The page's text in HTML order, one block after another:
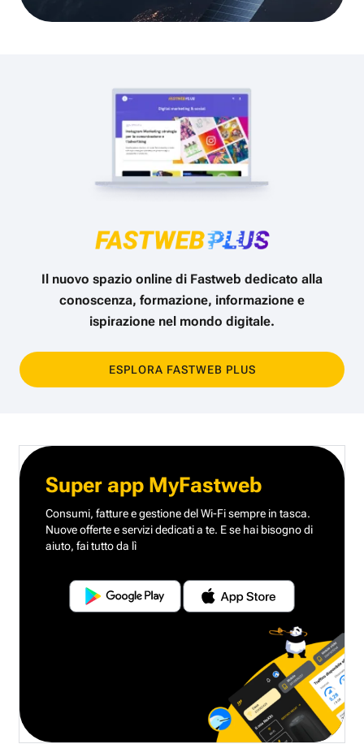
Il nuovo spazio online di Fastweb dedicato alla
conoscenza, formazione, informazione e
ispirazione nel mondo digitale.
ESPLORA FASTWEB PLUS
Super app MyFastweb
Consumi, fatture e gestione del Wi-Fi sempre in tasca.
Nuove offerte e servizi dedicati a te. E se hai bisogno di
aiuto, fai tutto da lì